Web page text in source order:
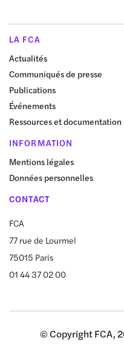
LA FCA
Actualités
Communiqués de presse
Publications
Événements
Ressources et documentation
INFORMATION
Mentions légales
Données personnelles
CONTACT
FCA
77 rue de Lourmel
75015 Paris
01 44 37 02 00
© Copyright FCA,